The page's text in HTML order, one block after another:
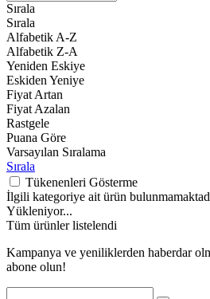
Sırala
Sırala
Alfabetik A-Z
Alfabetik Z-A
Yeniden Eskiye
Eskiden Yeniye
Fiyat Artan
Fiyat Azalan
Rastgele
Puana Göre
Varsayılan Sıralama
Sırala
Tükenenleri Gösterme
İlgili kategoriye ait ürün
Yükleniyor...
Tüm ürünler listelendi
Kampanya ve yeniliklerden haberdar
abone olun!